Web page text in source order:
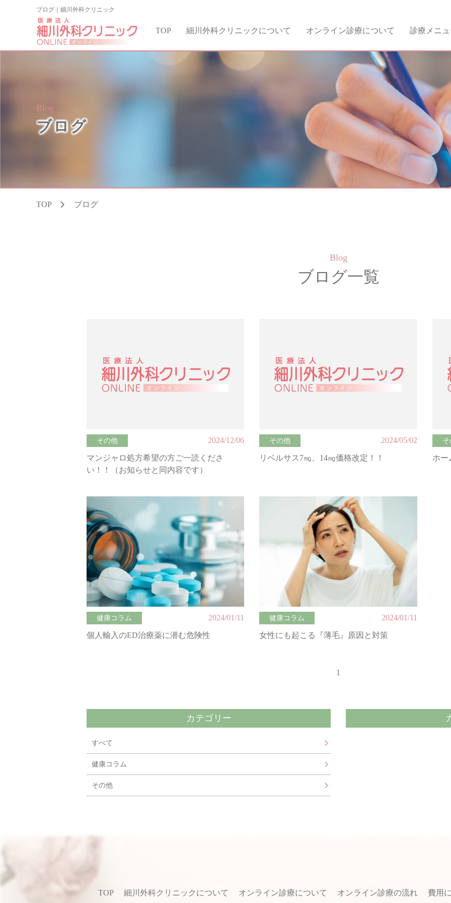
ブログ｜細川外科クリニック
TOP 細川外科クリニックについて オンライン診療について 診療メニュ
Blog
ブログ
TOP ブログ
Blog
ブログ一覧
その他 2024/12/06
マンジャロ処方希望の方ご一読くださ
い！！（お知らせと同内容です）
その他 2024/05/02
リベルサス7㎎、14㎎価格改定！！
そ
ホー
健康コラム 2024/01/11
個人輸入のED治療薬に潜む危険性
健康コラム 2024/01/11
女性にも起こる『薄毛』原因と対策
1
カテゴリー
すべて
健康コラム
その他
TOP 細川外科クリニックについて オンライン診療について オンライン診療の流れ 費用